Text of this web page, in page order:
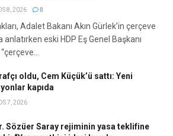
8, 2026 0
Adalet Bakanı Akın Gürlek’in çerçeve
anlatırken eski HDP Eş Genel Başkanı
oldu, Cem Küçük’ü sattı: Yeni
kapıda
7, 2026
Sözüer Saray rejiminin yasa teklifine